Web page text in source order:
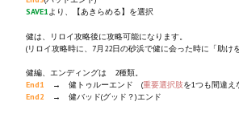
SAVE1 より、【あきらめる】を選択
健は、リロイ攻略後に攻略可能になります。
(リロイ攻略時に、7月22日の砂浜で健に会った時に「助
健編、エンディングは 2種類。
End1 → 健トゥルーエンド (重要選択肢を1つも間違え
End2 → 健バッド(グッド？)エンド